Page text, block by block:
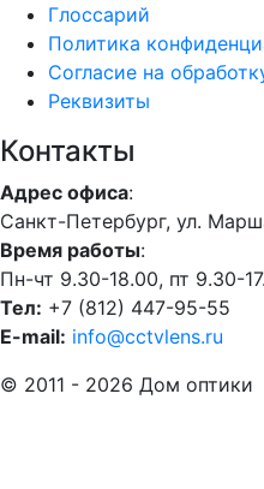
Глоссарий
Политика
Согласие на
Реквизиты
Контакты
Адрес офиса:
Санкт-Петербург, ул.
Время работы:
Пн-чт 9.30-18.00, пт 9.30-
Тел: +7 (812) 447-95-55
E-mail: info@cctvlens.ru
© 2011 - 2026 Дом оптики